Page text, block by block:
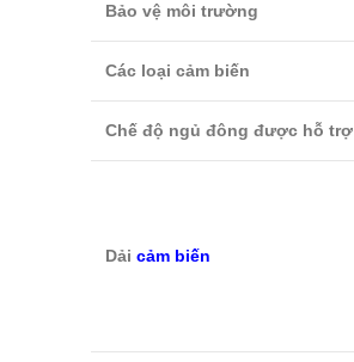
Bảo vệ môi trường
Các loại cảm biến
Chế độ ngủ đông được hỗ trợ
Dải cảm biến